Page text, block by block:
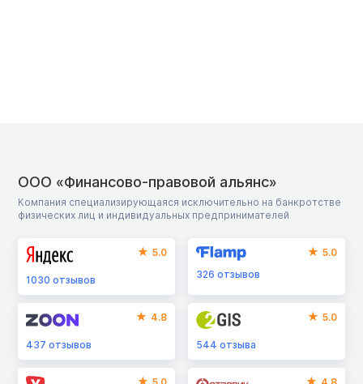
ООО «Финансово-правовой альянс»
Компания специализирующаяся исключительно на банкротстве
физических лиц и индивидуальных предпринимателей
5.0
1030 отзывов
5.0
326отзывов
4.8
437 отзывов
5.0
544отзыва